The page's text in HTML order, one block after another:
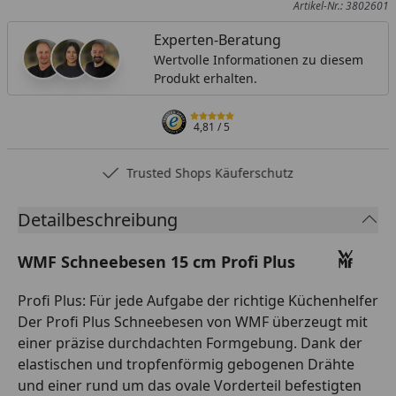
Artikel-Nr.: 3802601
Experten-Beratung
Wertvolle Informationen zu diesem
Produkt erhalten.
4,81/ 5
Trusted Shops Käuferschutz
Detailbeschreibung
WMF Schneebesen 15 cm Profi Plus
Profi Plus: Für jede Aufgabe der richtige Küchenhelfer
Der Profi Plus Schneebesen von WMF überzeugt mit
einer präzise durchdachten Formgebung. Dank der
elastischen und tropfenförmig gebogenen Drähte
und einer rund um das ovale Vorderteil befestigten